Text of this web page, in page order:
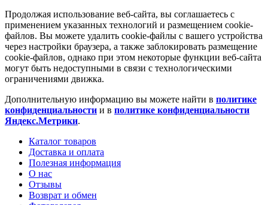
Продолжая использование веб-сайта, вы соглашаетесь с
применением указанных технологий и размещением cookie-
файлов. Вы можете удалить cookie-файлы с вашего устройства
через настройки браузера, а также заблокировать размещение
cookie-файлов, однако при этом некоторые функции веб-сайта
могут быть недоступными в связи с технологическими
ограничениями движка.
Дополнительную информацию вы можете найти в политике
конфиденциальности и в политике конфиденциальности
Яндекс.Метрики.
Каталог товаров
Доставка и оплата
Полезная информация
О нас
Отзывы
Возврат и обмен